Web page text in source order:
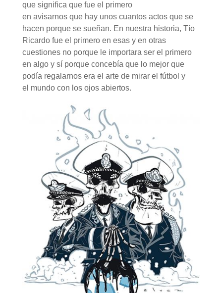
que significa que fue el primero
en avisarnos que hay unos cuantos actos que se
hacen porque se sueñan. En nuestra historia, Tío
Ricardo fue el primero en esas y en otras
cuestiones no porque le importara ser el primero
en algo y sí porque concebía que lo mejor que
podía regalarnos era el arte de mirar el fútbol y
el mundo con los ojos abiertos.